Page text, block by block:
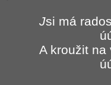
Jsi má
A kroužit na